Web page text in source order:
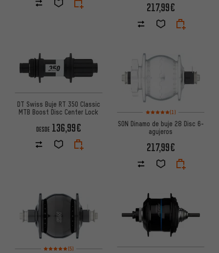
217,99€
DT Swiss Buje RT 350 Classic
MTB Boost Disc Center Lock
DESDE 136,99€
Valoración media: 5 de 5
(1)
SON Dinamo de buje 28 Disc 6-
agujeros
217,99€
Valoración media: 5 de 5 basada en 5 reseñas
(5)